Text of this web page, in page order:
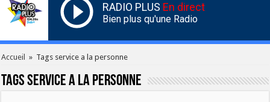
RADIO PLUS En direct
Bien plus qu'une Radio
Accueil » Tags service a la personne
Tagsservice a la personne